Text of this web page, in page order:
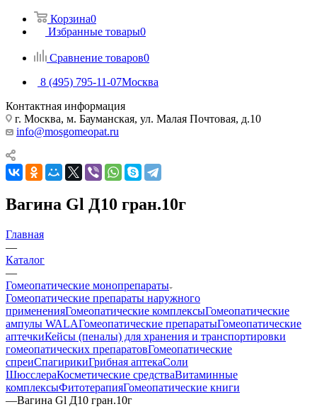
Корзина0
Избранные товары0
Сравнение товаров0
8 (495) 795-11-07Москва
Контактная информация
г. Москва, м. Бауманская, ул. Малая Почтовая, д.10
info@mosgomeopat.ru
Вагина Gl Д10 гран.10г
Главная
—
Каталог
—
Гомеопатические монопрепараты
Гомеопатические препараты наружного
примененияГомеопатические комплексыГомеопатические
ампулы WALAГомеопатические препаратыГомеопатические
аптечкиКейсы (пеналы) для хранения и транспортировки
гомеопатических препаратовГомеопатические
спреиСпагирикиГрибная аптекаСоли
ШюсслераКосметические средстваВитаминные
комплексыФитотерапияГомеопатические книги
—Вагина Gl Д10 гран.10г